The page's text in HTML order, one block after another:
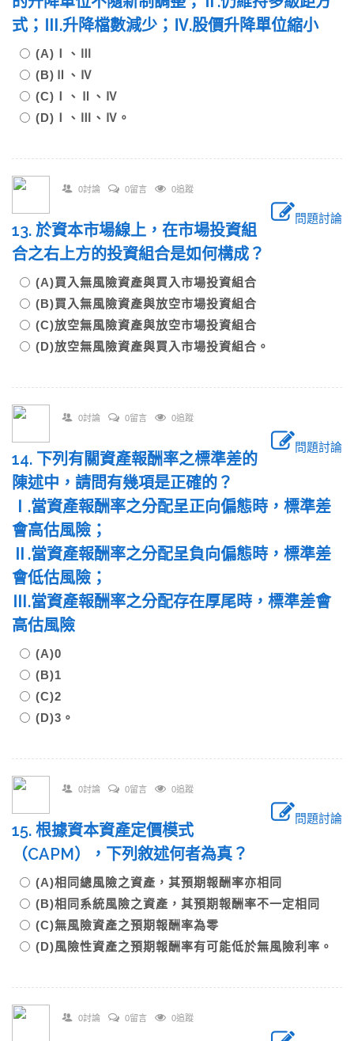
式；Ⅲ.升降檔數減少；Ⅳ.股價升降單位縮小
(A)Ⅰ、Ⅲ
(B)Ⅱ、Ⅳ
(C)Ⅰ、Ⅱ、Ⅳ
(D)Ⅰ、Ⅲ、Ⅳ。
0討論 0留言 0追蹤
問題討論
13. 於資本市場線上，在市場投資組
合之右上方的投資組合是如何構成？
(A)買入無風險資產與買入市場投資組合
(B)買入無風險資產與放空市場投資組合
(C)放空無風險資產與放空市場投資組合
(D)放空無風險資產與買入市場投資組合。
0討論 0留言 0追蹤
問題討論
14. 下列有關資產報酬率之標準差的
陳述中，請問有幾項是正確的？
Ⅰ.當資產報酬率之分配呈正向偏態時，標準差
會高估風險；
Ⅱ.當資產報酬率之分配呈負向偏態時，標準差
會低估風險；
Ⅲ.當資產報酬率之分配存在厚尾時，標準差會
高估風險
(A)0
(B)1
(C)2
(D)3。
0討論 0留言 0追蹤
問題討論
15. 根據資本資產定價模式
（CAPM），下列敘述何者為真？
(A)相同總風險之資產，其預期報酬率亦相同
(B)相同系統風險之資產，其預期報酬率不一定相同
(C)無風險資產之預期報酬率為零
(D)風險性資產之預期報酬率有可能低於無風險利率。
0討論 0留言 0追蹤